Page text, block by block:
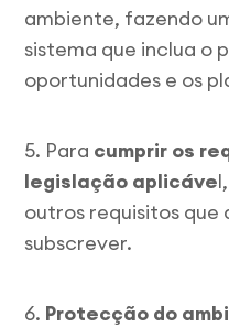
ambiente, fazendo
sistema que inclua o
oportunidades e os
5. Para cumprir os
legislação aplicáve
outros requisitos que
subscrever.
6. Protecção do